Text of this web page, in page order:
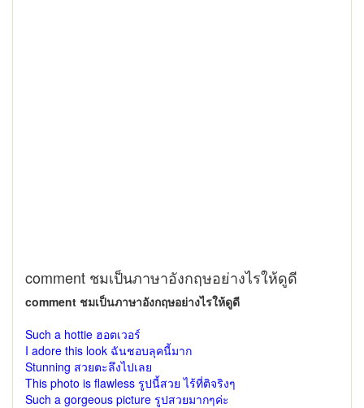
comment ชมเป็นภาษาอังกฤษอย่างไรให้ดูดี
comment ชมเป็นภาษาอังกฤษอย่างไรให้ดูดี
Such a hottie ฮอตเวอร์
I adore this look ฉันชอบลุคนี้มาก
Stunning สวยตะลึงไปเลย
This photo is flawless รูปนี้สวย ไร้ที่ติจริงๆ
Such a gorgeous picture รูปสวยมากๆค่ะ